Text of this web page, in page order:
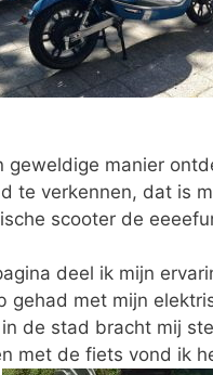
geweldige manier
te verkennen, dat is
scooter de
deel ik mijn
gehad met mijn
de stad bracht mij
met de fiets vond ik